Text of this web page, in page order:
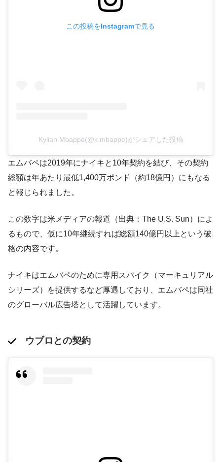
この投稿をInstagramで見る
Kylian Mbappé(@k.mbappe)がシェアした投稿
エムバペは2019年にナイキと10年契約を結び、その契約
総額は年あたり最低1,400万ポンド（約18億円）にもなる
と報じられました​。
この数字は米メディアの報道（出典：The U.S. Sun）によ
るもので、仮に10年継続すれば総額140億円以上という破
格の内容です。
ナイキはエムバペのために専用スパイク（マーキュリアル
シリーズ）を提供するなど厚遇しており、エムバペは同社
のグローバル広告塔として活躍しています。
ウブロとの契約